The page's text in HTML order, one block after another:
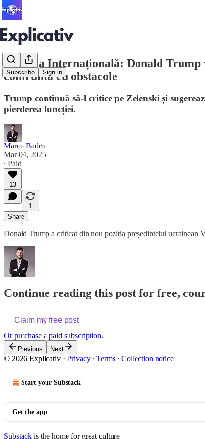
Subscribe Sign in
Tribuna Internațională: Donald Trump
confruntă cu obstacole
Trump continuă să-l critice pe Zelenski și
pierderea funcției.
Marco Badea
Mar 04, 2025
∙ Paid
13
1
Share
Donald Trump a criticat din nou poziția președintelui ucrainean
Continue reading this post for free,
Claim my free post
Or purchase a paid subscription.
Previous Next
© 2026 Explicativ · Privacy ∙ Terms ∙ Collection notice
Start your Substack
Get the app
Substack is the home for great culture